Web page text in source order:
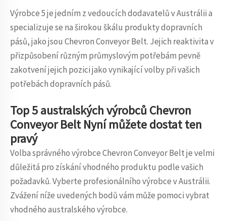
Výrobce 5 je jedním z vedoucích dodavatelů v Austrálii a
specializuje se na širokou škálu produkty dopravních
pásů, jako jsou Chevron Conveyor Belt. Jejich reaktivita v
přizpůsobení různým průmyslovým potřebám pevně
zakotvení jejich pozici jako vynikající volby při vašich
potřebách dopravních pásů.
Top 5 australských výrobců Chevron
Conveyor Belt Nyní můžete dostat ten
pravý
Volba správného výrobce Chevron Conveyor Belt je velmi
důležitá pro získání vhodného produktu podle vašich
požadavků. Vyberte profesionálního výrobce v Austrálii.
Zvážení níže uvedených bodů vám může pomoci vybrat
vhodného australského výrobce.